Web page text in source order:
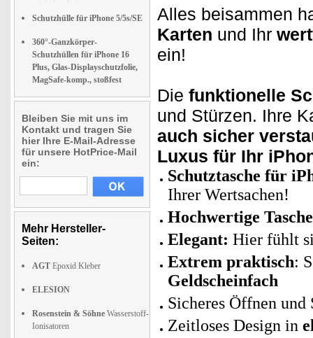
Schutzhülle für iPhone 5/5s/SE
360°-Ganzkörper-
Schutzhüllen für iPhone 16
Plus, Glas-Displayschutzfolie,
MagSafe-komp., stoßfest
Bleiben Sie mit uns im
Kontakt und tragen Sie
hier Ihre E-Mail-Adresse
für unsere HotPrice-Mail
ein:
Mehr Hersteller-
Seiten:
AGT Epoxid Kleber
ELESION
Rosenstein & Söhne Wasserstoff-
Ionisatoren
Alles beisammen
Karten und Ihr
ein!
Die funktionelle
und Stürzen. Ihre
auch sicher
Luxus für Ihr
Schutztasche für
Ihrer Wertsachen!
Hochwertige
Elegant: Hier fühlt
Extrem praktisch:
Geldscheinfach
Sicheres Öffnen
Zeitloses Design in